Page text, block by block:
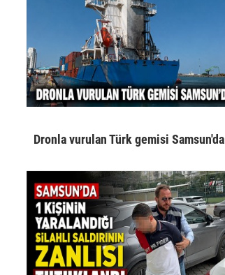
Dronla vurulan Türk gemisi Samsun'da